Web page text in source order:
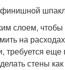
слоем, чтобы
на
требуется
стены